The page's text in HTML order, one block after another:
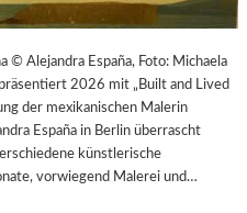
© Alejandra España, Foto: Michaela
2026 mit „Built and Lived
der mexikanischen Malerin
España in Berlin überrascht
künstlerische
vorwiegend Malerei und…